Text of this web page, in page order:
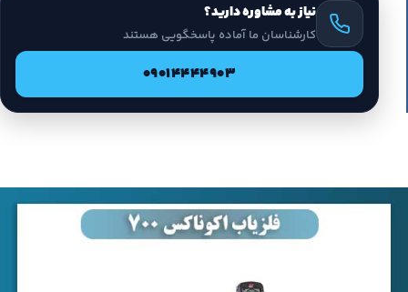
نیاز به مشاوره دارید؟
کارشناسان ما آماده پاسخگویی هستند
09014444903